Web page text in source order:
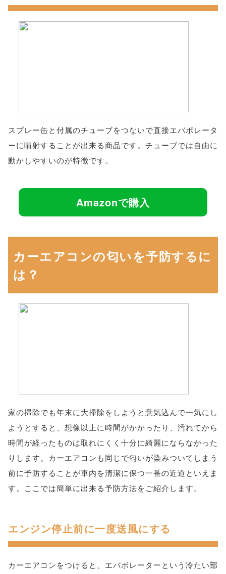
スプレー缶と付属のチューブをつないで直接エバポレータ
ーに噴射することが出来る商品です。チューブでは自由に
動かしやすいのが特徴です。
Amazonで購入
カーエアコンの匂いを予防するに
は？
家の掃除でも年末に大掃除をしようと意気込んで一気にし
ようとすると、想像以上に時間がかかったり、汚れてから
時間が経ったものは取れにくく十分に綺麗にならなかった
りします。カーエアコンも同じで匂いが染みついてしまう
前に予防することが車内を清潔に保つ一番の近道といえま
す。ここでは簡単に出来る予防方法をご紹介します。
エンジン停止前に一度送風にする
カーエアコンをつけると、エバボレーターという冷たい部